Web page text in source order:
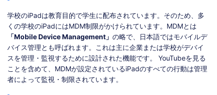
学校のiPadは教育目的で学生に配布されています。そのため、多
くの学校のiPadにはMDM制限がかけられています。MDMとは
「Mobile Device Management」 の略で、日本語ではモバイルデ
バイス管理とも呼ばれます。これは主に企業または学校がデバイ
スを管理・監視するために設計された機能です。 YouTubeを見る
ことを含めて、MDMが設定されているiPadのすべての行動は管理
者によって監視・制限されています。